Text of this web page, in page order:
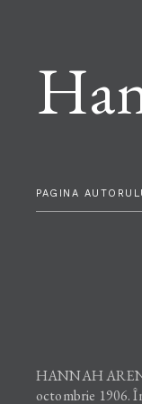
PAGINA
HANNAH
octombrie 1906.